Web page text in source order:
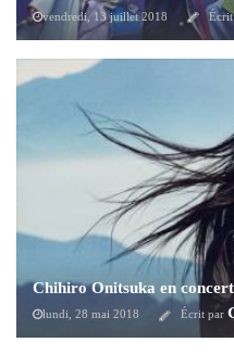
vendredi, 13 juillet 2018 Écrit
Dans le cadre de Japonismes
succès arrive en France pour
la grande salle du Palais des
Chihiro Onitsuka en
lundi, 28 mai 2018 Écrit par
Chihiro Onitsuka sera pour la